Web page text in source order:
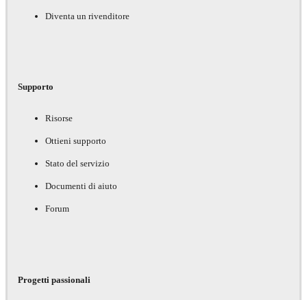
Diventa un rivenditore
Supporto
Risorse
Ottieni supporto
Stato del servizio
Documenti di aiuto
Forum
Progetti passionali